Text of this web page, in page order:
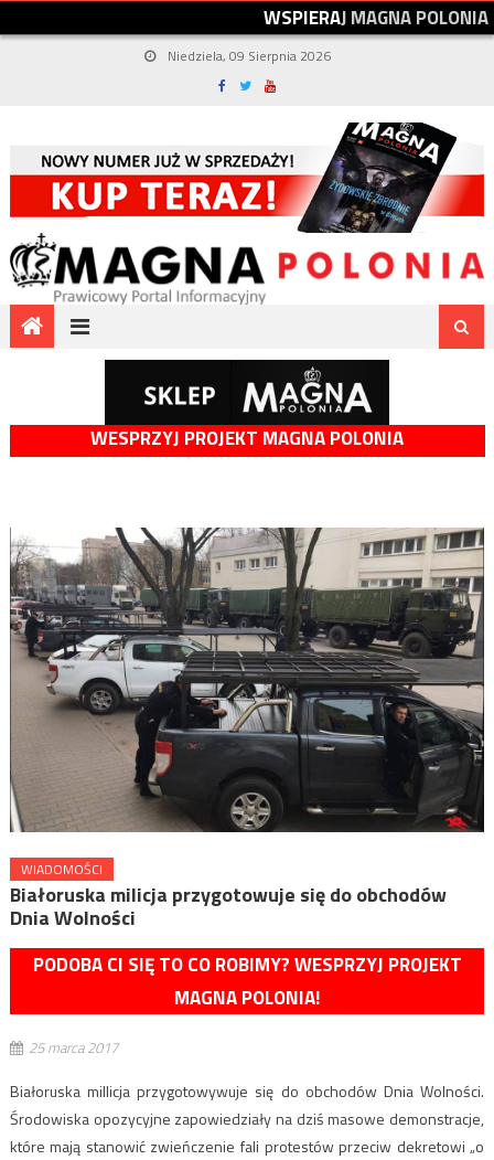
WSPIERAJMAGNAPOLONIA
Niedziela, 09 Sierpnia 2026
WESPRZYJ PROJEKT MAGNA POLONIA
WIADOMOŚCI
Białoruska milicja przygotowuje się do obchodów
Dnia Wolności
PODOBA CI SIĘ TO CO ROBIMY? WESPRZYJ PROJEKT
MAGNA POLONIA!
25 marca 2017
Białoruska millicja przygotowywuje się do obchodów Dnia Wolności.
Środowiska opozycyjne zapowiedziały na dziś masowe demonstracje,
które mają stanowić zwieńczenie fali protestów przeciw dekretowi „o